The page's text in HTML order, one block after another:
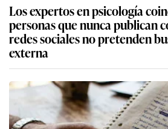
Los expertos en psicología
personas que nunca publican
redes sociales no pretenden
externa